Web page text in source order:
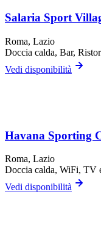
Salaria Sport
Roma, Lazio
Doccia calda, Bar,
Vedi disponibilità
Havana Sporting
Roma, Lazio
Doccia calda, WiFi, TV
Vedi disponibilità